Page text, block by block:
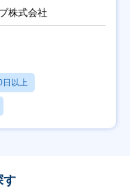
株式会社
日以上
す